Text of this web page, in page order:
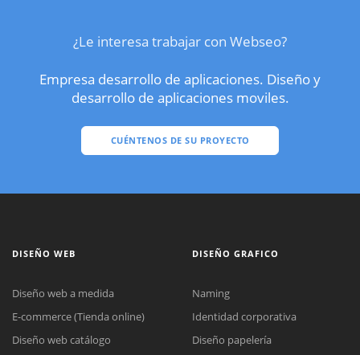
¿Le interesa trabajar con Webseo?
Empresa desarrollo de aplicaciones. Diseño y
desarrollo de aplicaciones moviles.
CUÉNTENOS DE SU PROYECTO
DISEÑO WEB
Diseño web a medida
E-commerce (Tienda online)
Diseño web catálogo
DISEÑO GRAFICO
Naming
Identidad corporativa
Diseño papelería